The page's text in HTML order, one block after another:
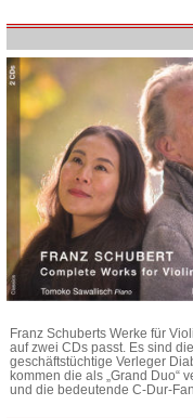
Franz Schuberts Werke für
auf zwei CDs passt. Es sind
geschäftstüchtige Verleger
kommen die als „Grand Duo“
und die bedeutende C-Dur-